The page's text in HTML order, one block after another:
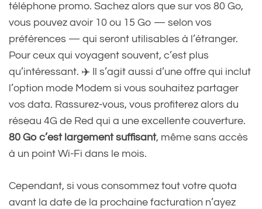
téléphone promo. Sachez alors que sur vos 80 Go,
vous pouvez avoir 10 ou 15 Go — selon vos
préférences — qui seront utilisables à l’étranger.
Pour ceux qui voyagent souvent, c’est plus
qu’intéressant. ✈️ Il s’agit aussi d’une offre qui inclut
l’option mode Modem si vous souhaitez partager
vos data. Rassurez-vous, vous profiterez alors du
réseau 4G de Red qui a une excellente couverture.
80 Go c’est largement suffisant, même sans accès
à un point Wi-Fi dans le mois.
Cependant, si vous consommez tout votre quota
avant la date de la prochaine facturation n’ayez